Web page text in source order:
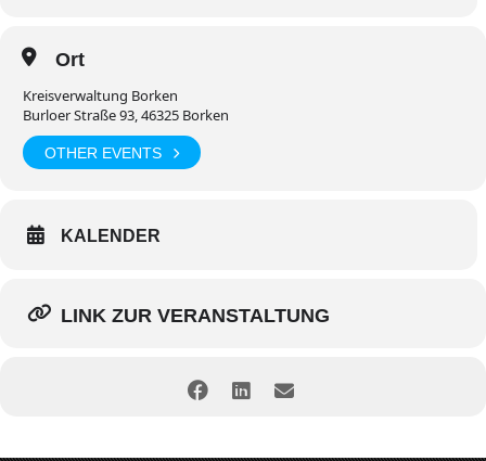
Ort
Kreisverwaltung Borken
Burloer Straße 93, 46325 Borken
OTHER EVENTS
KALENDER
LINK ZUR VERANSTALTUNG